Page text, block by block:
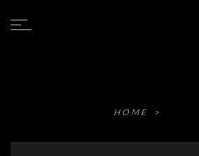
HOME >